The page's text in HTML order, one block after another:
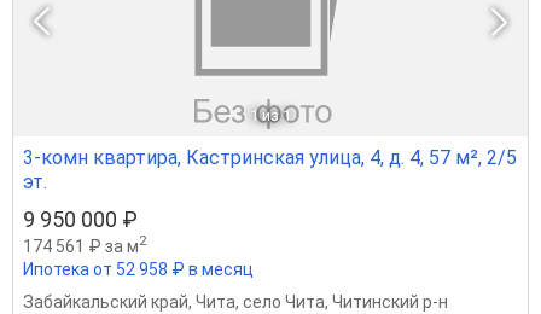
1 из 1
3-комн квартира, Кастринская улица, 4, д. 4, 57 м², 2/5
эт.
9 950 000 ₽
174 561 ₽ за м2
Ипотека от 52 958 ₽ в месяц
Забайкальский край, Чита, село Чита, Читинский р-н